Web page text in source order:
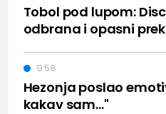
Tobol pod lupom:
odbrana i opasni
Hezonja poslao
kakav sam..."
9:58